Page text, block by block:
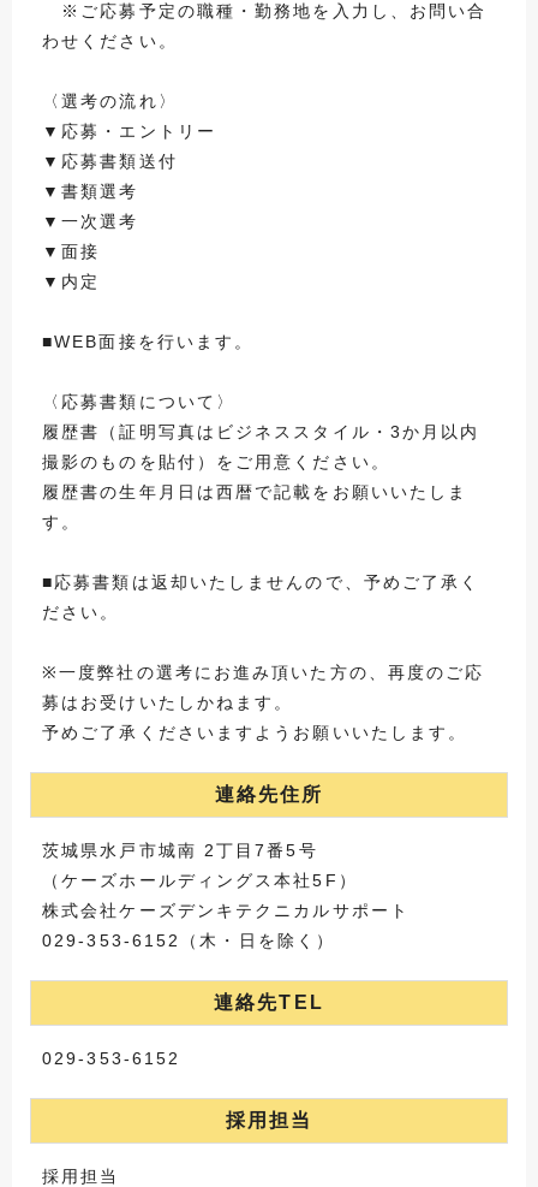
※ご応募予定の職種・勤務地を入力し、お問い合
わせください。
〈選考の流れ〉
▼応募・エントリー
▼応募書類送付
▼書類選考
▼一次選考
▼面接
▼内定
■WEB面接を行います。
〈応募書類について〉
履歴書（証明写真はビジネススタイル・3か月以内
撮影のものを貼付）をご用意ください。
履歴書の生年月日は西暦で記載をお願いいたしま
す。
■応募書類は返却いたしませんので、予めご了承く
ださい。
※一度弊社の選考にお進み頂いた方の、再度のご応
募はお受けいたしかねます。
予めご了承くださいますようお願いいたします。
連絡先住所
茨城県水戸市城南 2丁目7番5号
（ケーズホールディングス本社5F）
株式会社ケーズデンキテクニカルサポート
029-353-6152（木・日を除く）
連絡先TEL
029-353-6152
採用担当
採用担当